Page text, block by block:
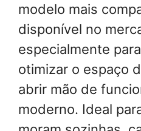
modelo mais
disponível no
especialmente
otimizar o espaço
abrir mão de
moderno. Ideal